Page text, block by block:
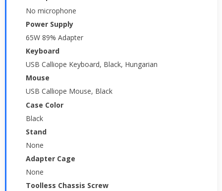
No microphone
Power Supply
65W 89% Adapter
Keyboard
USB Calliope Keyboard, Black, Hungarian
Mouse
USB Calliope Mouse, Black
Case Color
Black
Stand
None
Adapter Cage
None
Toolless Chassis Screw